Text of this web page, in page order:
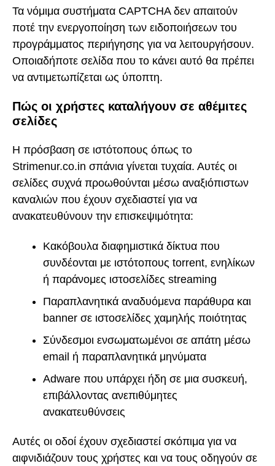
Τα νόμιμα συστήματα CAPTCHA δεν απαιτούν
ποτέ την ενεργοποίηση των ειδοποιήσεων του
προγράμματος περιήγησης για να λειτουργήσουν.
Οποιαδήποτε σελίδα που το κάνει αυτό θα πρέπει
να αντιμετωπίζεται ως ύποπτη.
Πώς οι χρήστες καταλήγουν σε αθέμιτες
σελίδες
Η πρόσβαση σε ιστότοπους όπως το
Strimenur.co.in σπάνια γίνεται τυχαία. Αυτές οι
σελίδες συχνά προωθούνται μέσω αναξιόπιστων
καναλιών που έχουν σχεδιαστεί για να
ανακατευθύνουν την επισκεψιμότητα:
Κακόβουλα διαφημιστικά δίκτυα που
συνδέονται με ιστότοπους torrent, ενηλίκων
ή παράνομες ιστοσελίδες streaming
Παραπλανητικά αναδυόμενα παράθυρα και
banner σε ιστοσελίδες χαμηλής ποιότητας
Σύνδεσμοι ενσωματωμένοι σε απάτη μέσω
email ή παραπλανητικά μηνύματα
Adware που υπάρχει ήδη σε μια συσκευή,
επιβάλλοντας ανεπιθύμητες
ανακατευθύνσεις
Αυτές οι οδοί έχουν σχεδιαστεί σκόπιμα για να
αιφνιδιάζουν τους χρήστες και να τους οδηγούν σε